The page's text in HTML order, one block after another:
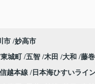
市 妙高市
東城町 五智 木田 大和 藤巻
信越本線 日本海ひすいライ